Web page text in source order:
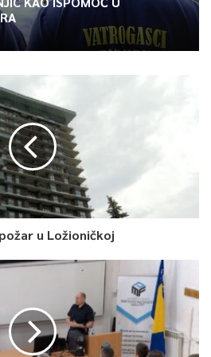
konkretnog okvira za
koji žive i rade u
Kantona.
zahvalnosti — to je investicija u
razvijati i unapređivati”,
je zahvalnica direktoru Kliničkog
Alenu Pilavu, u znak priznanja za
promociji medicine te jačanju
institucija i stručnjaka iz Bosne i
su i dva projekta koja na
kulturu i društveno važne teme.
je projekt buduće stalne izložbe
u Ložioničkoj